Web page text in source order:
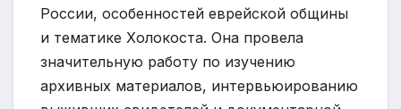
России, особенностей еврейской общины
и тематике Холокоста. Она провела
значительную работу по изучению
архивных материалов, интервьюированию